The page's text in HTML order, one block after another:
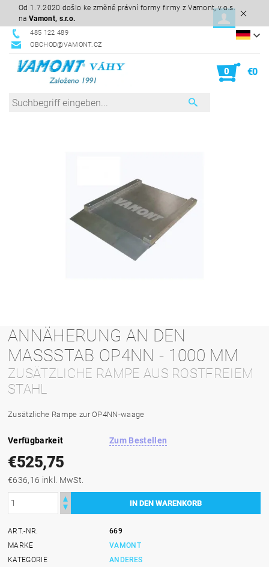
Od 1.7.2020 došlo ke změně právní formy firmy z Vamont, v.o.s.
na Vamont, s.r.o.
485 122 489
OBCHOD@VAMONT.CZ
0 €0
ANNÄHERUNG AN DEN
MASSSTAB OP4NN - 1000 MM
ZUSÄTZLICHE RAMPE AUS ROSTFREIEM
STAHL
Zusätzliche Rampe zur OP4NN-waage
Verfügbarkeit Zum Bestellen
€525,75
€636,16 inkl. MwSt.
ART.-NR.
669
MARKE
VAMONT
KATEGORIE
ANDERES